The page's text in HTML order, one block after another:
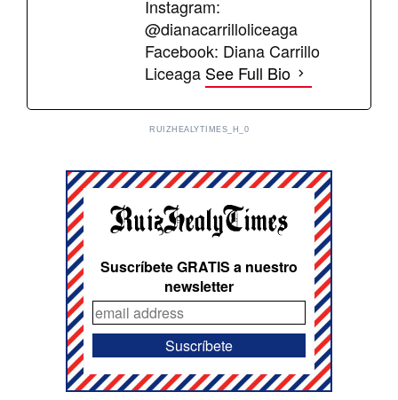
Instagram:
@dianacarrilloliceaga
Facebook: Diana Carrillo
Liceaga See Full Bio
RUIZHEALYTIMES_H_0
Suscríbete GRATIS a nuestro
newsletter